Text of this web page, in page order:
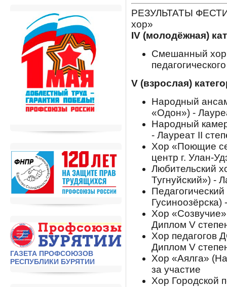
ГАЗЕТА ПРОФСОЮЗОВ
РЕСПУБЛИКИ БУРЯТИИ
РЕЗУЛЬТАТЫ
хор»
IV (молодёжная)
Смешанный хор
V (взрослая)
Народный
«Одон») -
Народный
- Лауреат II
Хор «Поющие
центр г. Улан-
Любительский
Тугнуйский») -
Хор
Диплом V
Хор педагогов
Диплом V
Хор «Аялга»
за участие
Хор Городской